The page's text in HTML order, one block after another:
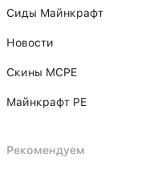
Сиды Майнкрафт
Новости
Скины MCPE
Майнкрафт PE
Рекомендуем